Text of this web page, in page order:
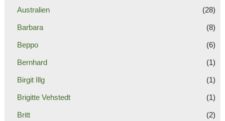
Australien (28)
Barbara (8)
Beppo (6)
Bernhard (1)
Birgit Illg (1)
Brigitte Vehstedt (1)
Britt (2)